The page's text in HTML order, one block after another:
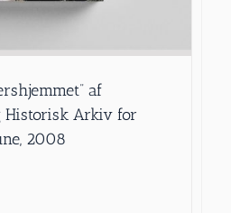
af
Historisk Arkiv for
2008